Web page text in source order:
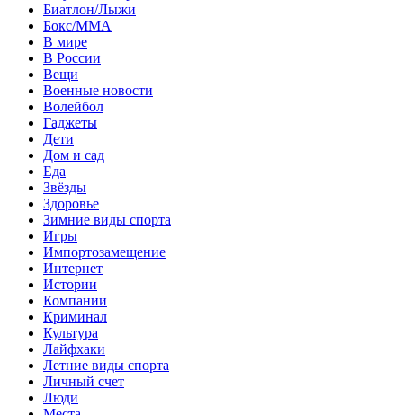
Биатлон/Лыжи
Бокс/MMA
В мире
В России
Вещи
Военные новости
Волейбол
Гаджеты
Дети
Дом и сад
Еда
Звёзды
Здоровье
Зимние виды спорта
Игры
Импортозамещение
Интернет
Истории
Компании
Криминал
Культура
Лайфхаки
Летние виды спорта
Личный счет
Люди